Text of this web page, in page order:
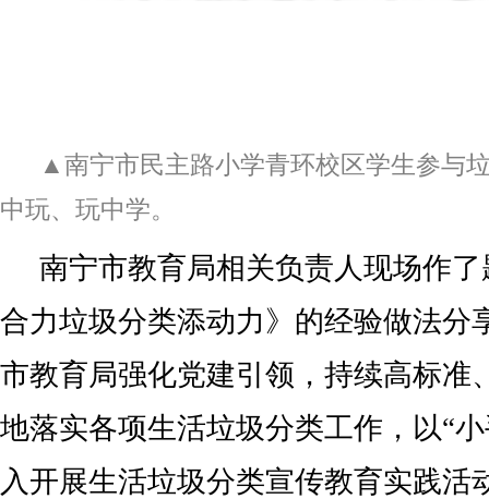
▲南宁市民主路小学青环校区学生参与
中玩、玩中学。
南宁市教育局相关负责人现场作
合力垃圾分类添动力》的经验做法分
市教育局强化党建引领，持续高标准
地落实各项生活垃圾分类工作，以“
入开展生活垃圾分类宣传教育实践活